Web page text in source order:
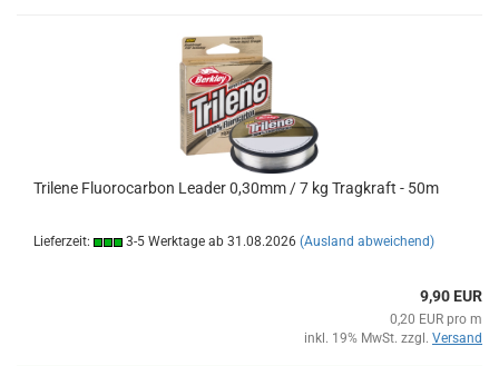
Trilene Fluorocarbon Leader 0,30mm / 7 kg Tragkraft - 50m
Lieferzeit: 3-5 Werktage ab 31.08.2026 (Ausland abweichend)
9,90 EUR
0,20 EUR pro m
inkl. 19% MwSt. zzgl. Versand